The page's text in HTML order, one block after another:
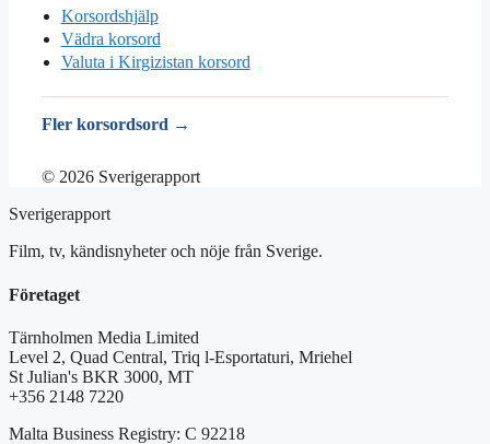
Korsordshjälp
Vädra korsord
Valuta i Kirgizistan korsord
Fler korsordsord →
© 2026 Sverigerapport
Sverigerapport
Film, tv, kändisnyheter och nöje från Sverige.
Företaget
Tärnholmen Media Limited
Level 2, Quad Central, Triq l-Esportaturi, Mriehel
St Julian's BKR 3000, MT
+356 2148 7220
Malta Business Registry: C 92218